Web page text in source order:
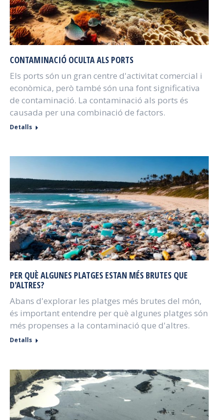
CONTAMINACIÓ OCULTA ALS PORTS
Els ports són un gran centre d'activitat comercial i
econòmica, però també són una font significativa
de contaminació. La contaminació als ports és
causada per una combinació de factors.
Detalls
PER QUÈ ALGUNES PLATGES ESTAN MÉS BRUTES QUE
D'ALTRES?
Abans d'explorar les platges més brutes del món,
és important entendre per què algunes platges són
més propenses a la contaminació que d'altres.
Detalls